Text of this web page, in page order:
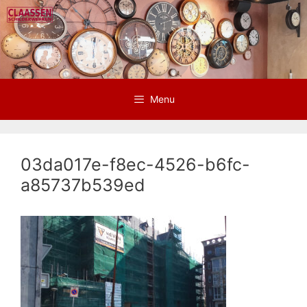
Ga
naar
de
inhoud
Menu
03da017e-f8ec-4526-b6fc-
a85737b539ed